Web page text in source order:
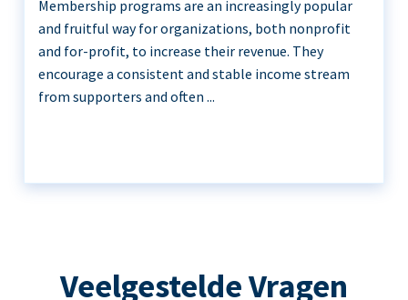
Membership programs are an increasingly popular
and fruitful way for organizations, both nonprofit
and for-profit, to increase their revenue. They
encourage a consistent and stable income stream
from supporters and often ...
Veelgestelde Vragen